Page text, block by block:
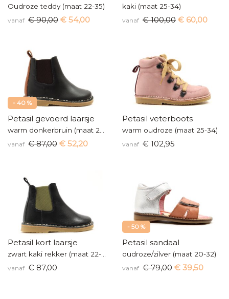
Oudroze teddy (maat 22-35)
vanaf € 90,00 € 54,00
kaki (maat 25-34)
vanaf € 100,00 € 60,00
- 40 %
Petasil gevoerd laarsje
vanaf € 87,00 € 52,20
Petasil veterboots
warm oudroze (maat 25-34)
vanaf € 102,95
Petasil kort laarsje
vanaf € 87,00
- 50 %
Petasil sandaal
oudroze/zilver (maat 20-32)
vanaf € 79,00 € 39,50